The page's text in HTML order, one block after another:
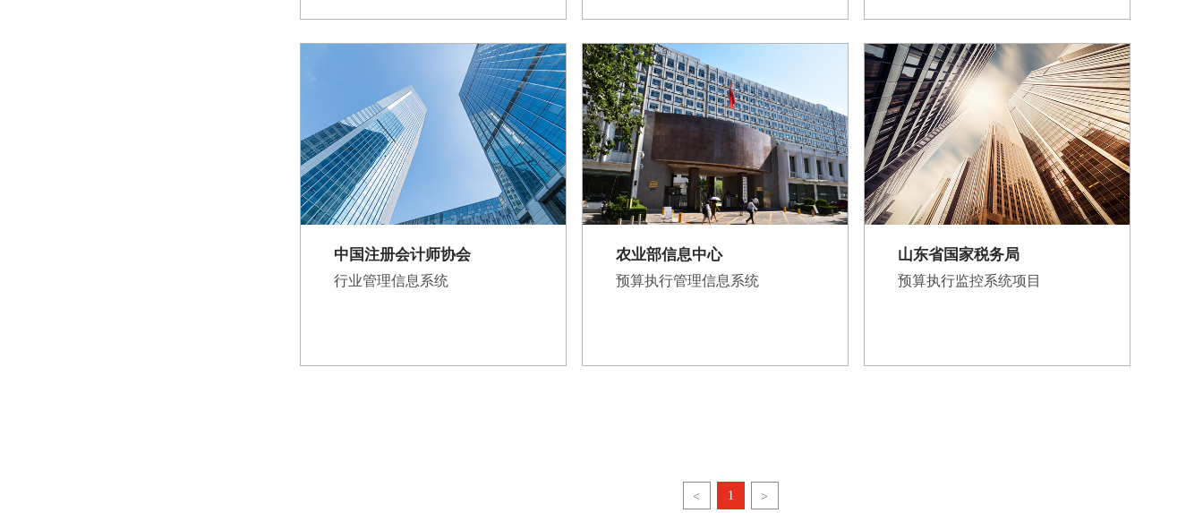
中国注册会计师协会
行业管理信息系统
农业部信息中心
预算执行管理信息系统
山东省国家税务局
预算执行监控系统项目
< 1 >